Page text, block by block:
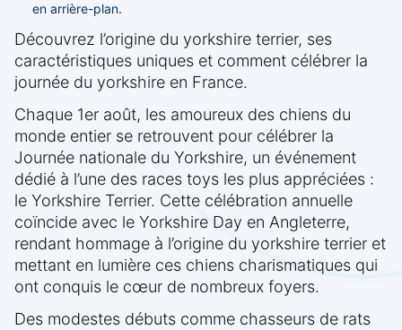
en arrière-plan.
Découvrez l’origine du yorkshire terrier, ses
caractéristiques uniques et comment célébrer la
journée du yorkshire en France.
Chaque 1er août, les amoureux des chiens du
monde entier se retrouvent pour célébrer la
Journée nationale du Yorkshire, un événement
dédié à l’une des races toys les plus appréciées :
le Yorkshire Terrier. Cette célébration annuelle
coïncide avec le Yorkshire Day en Angleterre,
rendant hommage à l’origine du yorkshire terrier et
mettant en lumière ces chiens charismatiques qui
ont conquis le cœur de nombreux foyers.
Des modestes débuts comme chasseurs de rats